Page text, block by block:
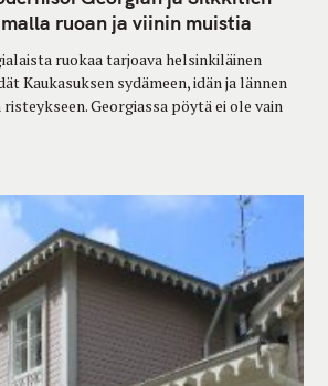
ruoan ja viinin muistia
ruokaa tarjoava helsinkiläinen
Kaukasuksen sydämeen, idän ja lännen
Georgiassa pöytä ei ole vain